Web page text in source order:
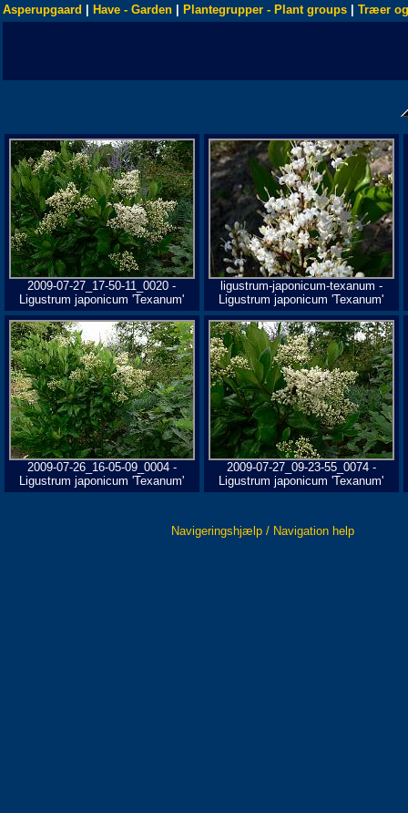
Asperupgaard Have - Garden Plantegrupper - Plant groups Træer
2009-07-27_17-50-11_0020 -
Ligustrum japonicum 'Texanum'
ligustrum-japonicum-texanum -
Ligustrum japonicum 'Texanum'
2009-07-26_16-05-09_0004 -
Ligustrum japonicum 'Texanum'
2009-07-27_09-23-55_0074 -
Ligustrum japonicum 'Texanum'
Navigeringshjælp / Navigation help